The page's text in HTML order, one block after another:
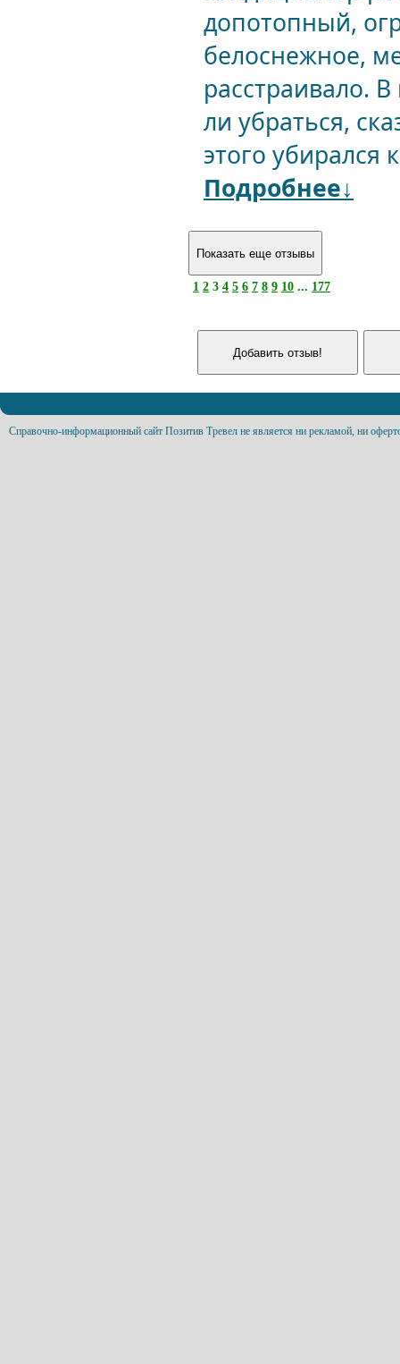
допотопный,
белоснежное,
расстраивало.
ли убраться,
этого убирался
Подробнее↓
1 2 3 4 5 6 7 8 9 10 ... 177
Справочно-информационный сайт Позитив Тревел не является ни рекламой, ни